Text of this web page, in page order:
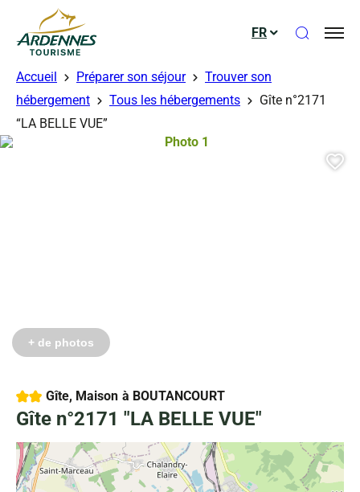
ADT des Ardennes
FR Ouvrir
Accueil Préparer son séjour
Trouver son
hébergement
Tous les hébergements
Gîte n°2171
“LA BELLE VUE”
2 étoilesGîte, Maison à BOUTANCOURT
Gîte n°2171 "LA BELLE VUE"
Photo 1, © Gérés
+ de photos